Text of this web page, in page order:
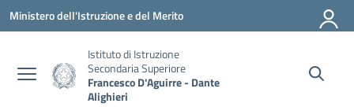
Vai ai contenuti
Vai al menu di navigazione
Vai al footer
Ministero dell'Istruzione e del Merito
Istituto di Istruzione
Secondaria Superiore
Francesco D'Aguirre - Dante
Alighieri